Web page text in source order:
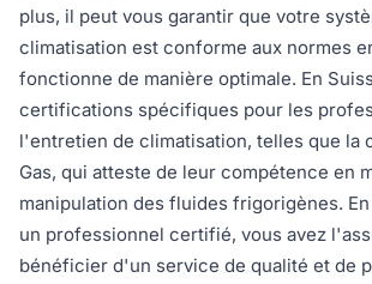
plus, il peut vous garantir que votre
climatisation est conforme aux normes
fonctionne de manière optimale. En
certifications spécifiques pour les
l'entretien de climatisation, telles que la
Gas, qui atteste de leur compétence en
manipulation des fluides frigorigènes.
un professionnel certifié, vous avez
bénéficier d'un service de qualité et de